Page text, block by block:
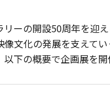
ーの開設50周年を迎え
像文化の発展を支えて
下の概要で企画展を開